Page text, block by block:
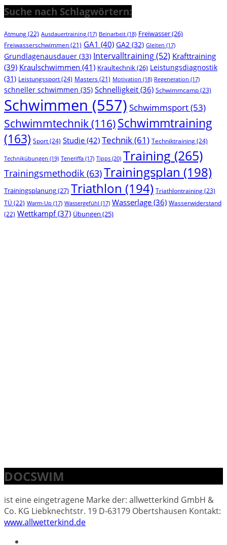
Suche nach Schlagwörtern:
Atmung(22) Ausdauertraining (17) Beinarbeit (18) Freiwasser(26)
Freiwasserschwimmen (21) GA1 (40) GA2 (32) Gleiten (17)
Grundlagenausdauer (33) Intervalltraining(52) Krafttraining
(39) Kraulschwimmen (41) Kraultechnik(26) Leistungsdiagnostik
(31) Leistungssport(24) Masters (21) Motivation (18) Regeneration (17)
schneller schwimmen (35) Schnelligkeit (36) Schwimmcamp(23)
Schwimmen (557) Schwimmsport(53)
Schwimmtechnik(116)Schwimmtraining
(163) Sport(24) Studie (42) Technik(61) Techniktraining(24)
Technikübungen (19) Teneriffa (17) Tipps (20) Training (265)
Trainingsmethodik (63)Trainingsplan (198)
Trainingsplanung(27) Triathlon (194) Triathlontraining(23)
TÜ (22) Warm-Up (17) Wassergefühl (17) Wasserlage (36) Wasserwiderstand
(22) Wettkampf(37) Übungen (25)
DOCSWIM
ist eine eingetragene Marke der: allwetterkind GmbH &
Co. KG Liebknechtstr. 19 D-63179 Obertshausen Kontakt:
www.allwetterkind.de